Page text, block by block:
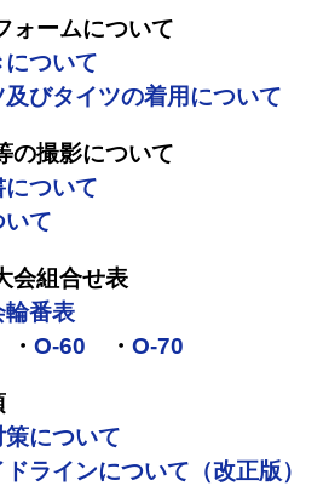
ームについて
について
びタイツの着用について
撮影について
ついて
いて
組合せ表
輪番表
・ O-60 ・ O-70
について
ラインについて（改正版）